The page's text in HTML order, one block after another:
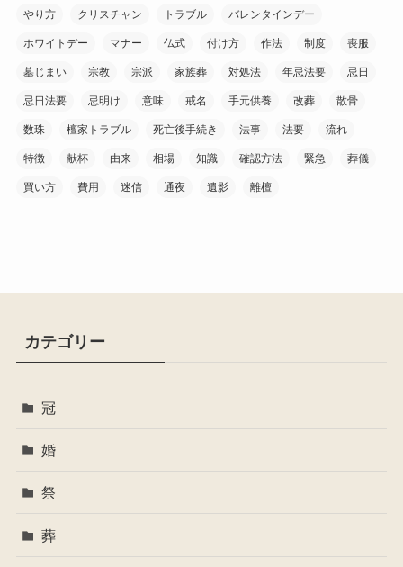
やり方 クリスチャン トラブル バレンタインデー
ホワイトデー マナー 仏式 付け方 作法 制度 喪服
墓じまい 宗教 宗派 家族葬 対処法 年忌法要 忌日
忌日法要 忌明け 意味 戒名 手元供養 改葬 散骨
数珠 檀家トラブル 死亡後手続き 法事 法要 流れ
特徴 献杯 由来 相場 知識 確認方法 緊急 葬儀
買い方 費用 迷信 通夜 遺影 離檀
カテゴリー
冠
婚
祭
葬